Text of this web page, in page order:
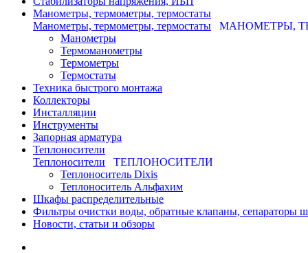
Манометры, термометры, термостаты
Манометры, термометры, термостаты
МАНОМЕТРЫ,
Манометры
Термоманометры
Термометры
Термостаты
Техника быстрого монтажа
Коллекторы
Инсталляции
Инструменты
Запорная арматура
Теплоносители
Теплоносители
ТЕПЛОНОСИТЕЛИ
Теплоноситель Dixis
Теплоноситель Альфахим
Шкафы распределительные
Фильтры очистки воды, обратные клапаны, сепараторы
Новости, статьи и обзоры